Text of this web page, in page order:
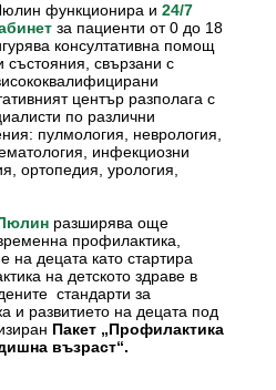
функционира и24/7
за пациенти от 0 до 18
консултативна помощ
състояния, свързани с
център разполага с
по различни
пулмология, неврология,
инфекциозни
ортопедия, урология,
разширява още
профилактика,
на децата като стартира
на детското здраве в
стандарти за
и развитието на децата под
Пакет „Профилактика
възраст“.